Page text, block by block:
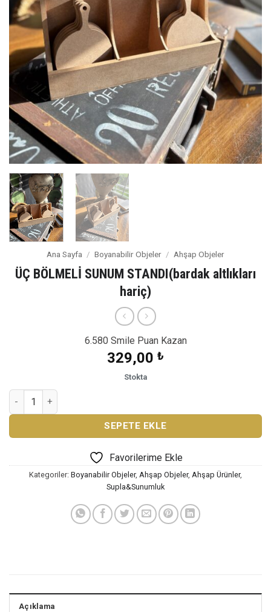
Ana Sayfa / Boyanabilir Objeler / Ahşap Objeler
ÜÇ BÖLMELİ SUNUM STANDI(bardak altlıkları
hariç)
6.580 Smile Puan Kazan
329,00 ₺
Stokta
ÜÇ BÖLMELİ SUNUM STANDI(bardak altlıkları hariç) adet
SEPETE EKLE
Favorilerime Ekle
Kategoriler: Boyanabilir Objeler, Ahşap Objeler, Ahşap Ürünler,
Supla&Sunumluk
Açıklama